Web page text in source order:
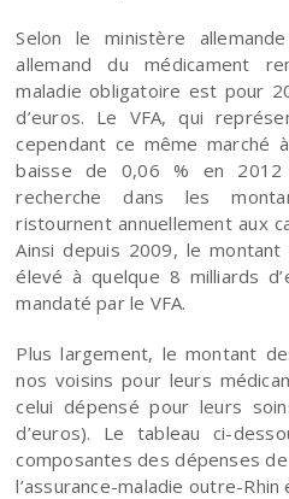
Selon le ministère
allemand du médicament
maladie obligatoire est pour
d’euros. Le VFA, qui
cependant ce même marché
baisse de 0,06 % en
recherche dans les
ristournent annuellement aux
Ainsi depuis 2009, le
élevé à quelque 8 milliards
mandaté par le VFA.
Plus largement, le montant
nos voisins pour leurs
celui dépensé pour leurs
d’euros). Le tableau ci-
composantes des dépenses
l’assurance-maladie outre-